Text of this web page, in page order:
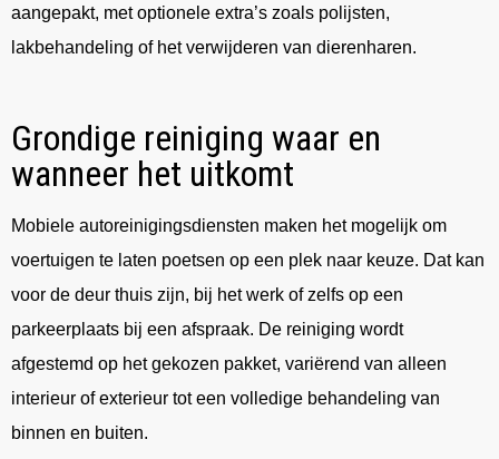
aangepakt, met optionele extra’s zoals polijsten,
lakbehandeling of het verwijderen van dierenharen.
Grondige reiniging waar en
wanneer het uitkomt
Mobiele autoreinigingsdiensten maken het mogelijk om
voertuigen te laten poetsen op een plek naar keuze. Dat kan
voor de deur thuis zijn, bij het werk of zelfs op een
parkeerplaats bij een afspraak. De reiniging wordt
afgestemd op het gekozen pakket, variërend van alleen
interieur of exterieur tot een volledige behandeling van
binnen en buiten.